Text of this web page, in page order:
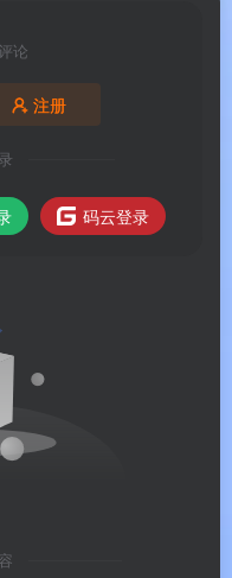
音的核心是其强大的
开抖音时看到的都是
成视频/图片/文案，
零基础用户也能轻松
网暴识别模型、研判
论
注册
码云登录